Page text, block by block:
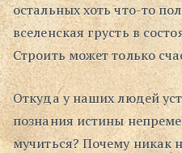
остальных хоть что-то
вселенская грусть в
Строить может только
Откуда у наших людей
познания истины
мучиться? Почему никак